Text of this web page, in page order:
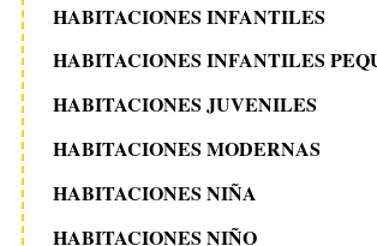
HABITACIONES INFANTILES
HABITACIONES INFANTILES
HABITACIONES JUVENILES
HABITACIONES MODERNAS
HABITACIONES NIÑA
HABITACIONES NIÑO